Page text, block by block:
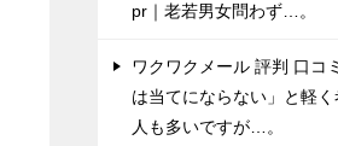
pr｜老若男女問わず…。
ワクワクメール 評判 口コ
は当てにならない」と軽
人も多いですが…。